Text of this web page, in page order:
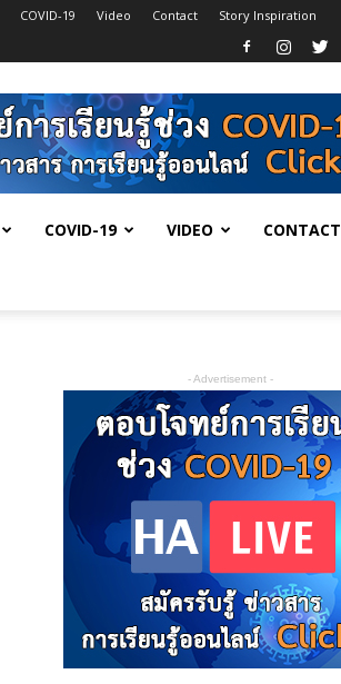
COVID-19 Video Contact Story Inspiration
COVID-19 VIDEO CONTACT
- Advertisement -